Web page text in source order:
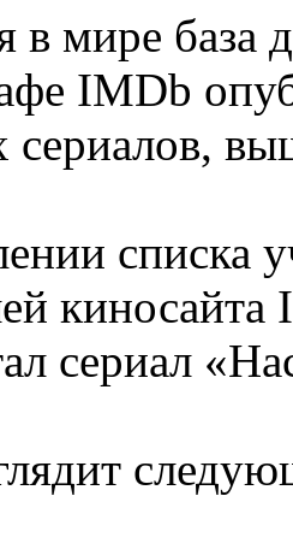
в мире база
IMDb
списка
сериал